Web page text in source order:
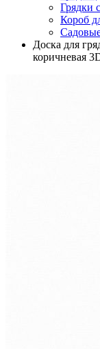
Грядки
Короб
Доска для
коричневая